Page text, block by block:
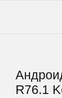
R76.1